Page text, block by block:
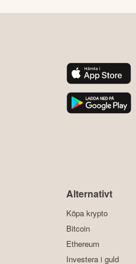
Alternativt
Köpa krypto
Bitcoin
Ethereum
Investera i guld